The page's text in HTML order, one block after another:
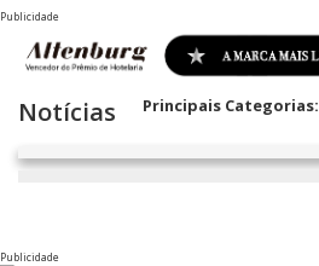
Publicidade
Notícias Principais Categorias:
Publicidade